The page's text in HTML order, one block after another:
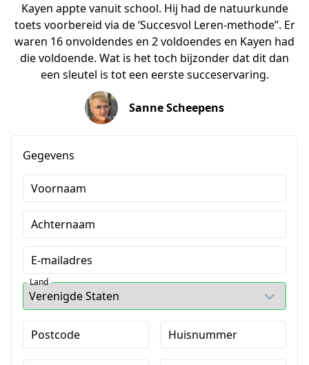
Kayen appte vanuit school. Hij had de natuurkunde
toets voorbereid via de ‘Succesvol Leren-methode”. Er
waren 16 onvoldendes en 2 voldoendes en Kayen had
die voldoende. Wat is het toch bijzonder dat dit dan
een sleutel is tot een eerste succeservaring.
Sanne Scheepens
Gegevens
Voornaam
Achternaam
E-mailadres
Land
Postcode Huisnummer